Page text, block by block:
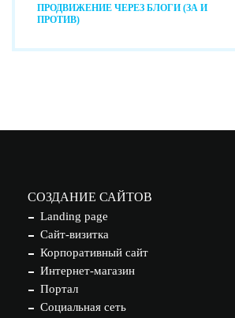
ПРОДВИЖЕНИЕ ЧЕРЕЗ БЛОГИ (ЗА И
ПРОТИВ)
СОЗДАНИЕ САЙТОВ
Landing page
Сайт-визитка
Корпоративный сайт
Интернет-магазин
Портал
Социальная сеть